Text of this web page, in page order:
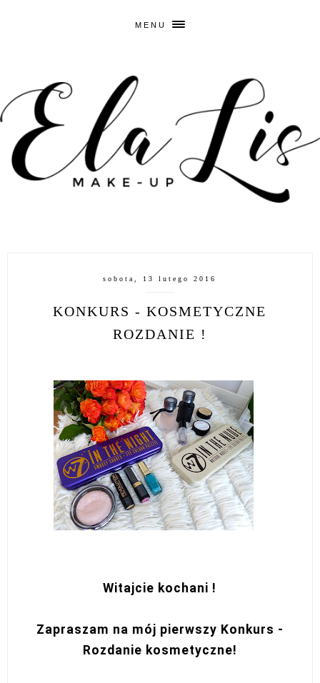
MENU
sobota, 13 lutego 2016
KONKURS - KOSMETYCZNE
ROZDANIE !
Witajcie kochani !
Zapraszam na mój pierwszy Konkurs -
Rozdanie kosmetyczne!